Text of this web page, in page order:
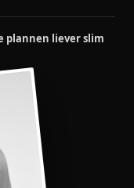
plannen liever slim